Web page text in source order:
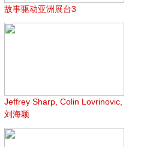
故事驱动亚洲展台3
Jeffrey Sharp, Colin Lovrinovic,
刘海颖